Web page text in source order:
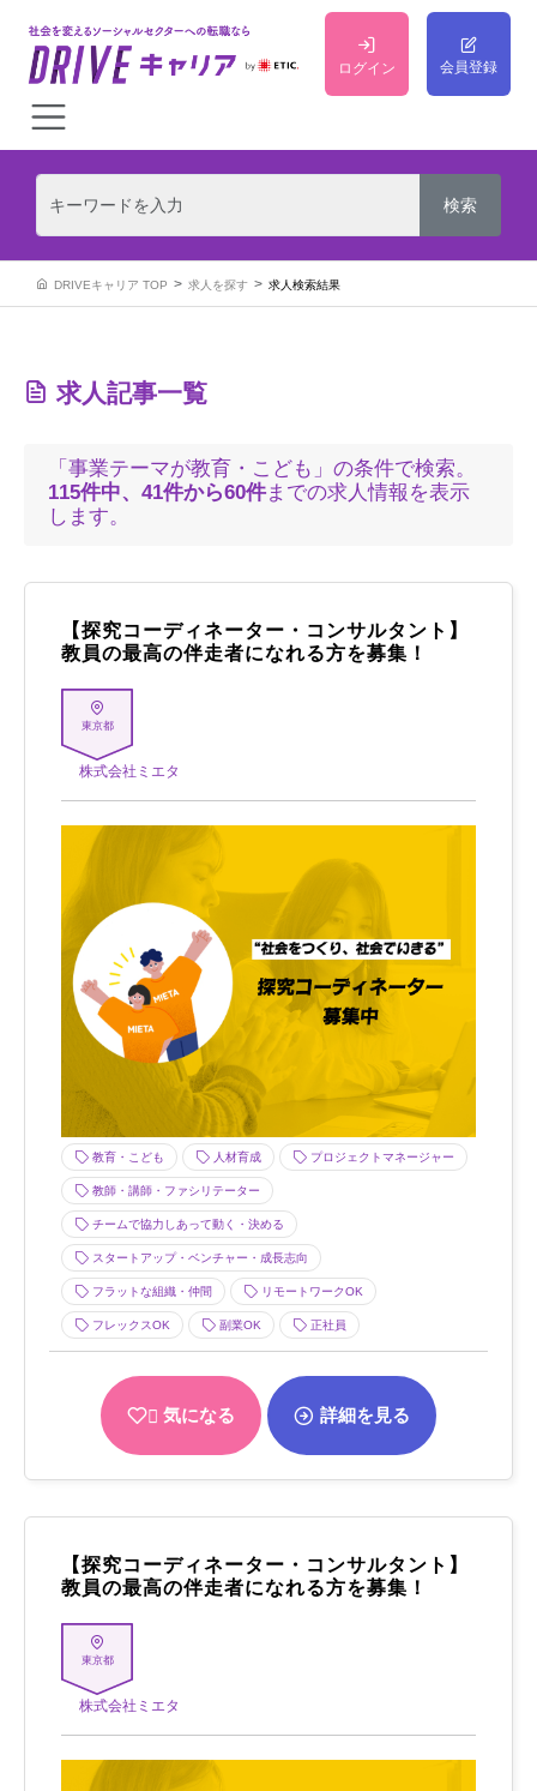
ログイン 会員登録
DRIVEキャリア TOP 求人を探す 求人検索結果
求人記事一覧
「事業テーマが教育・こども」の条件で検索。
115件中、41件から60件までの求人情報を表示
します。
【探究コーディネーター・コンサルタント】
教員の最高の伴走者になれる方を募集！
東京都
株式会社ミエタ
教育・こども 人材育成 プロジェクトマネージャー
教師・講師・ファシリテーター
チームで協力しあって動く・決める
スタートアップ・ベンチャー・成長志向
フラットな組織・仲間 リモートワークOK
フレックスOK 副業OK 正社員
気になる 詳細を見る
【探究コーディネーター・コンサルタント】
教員の最高の伴走者になれる方を募集！
東京都
株式会社ミエタ